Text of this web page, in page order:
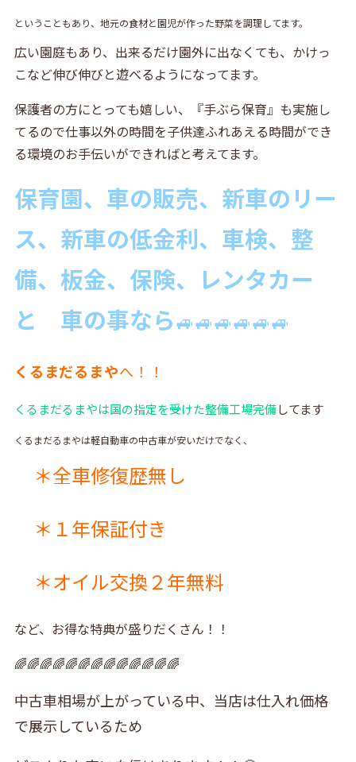
ということもあり、地元の食材と園児が作った野菜を調理してます。
広い園庭もあり、出来るだけ園外に出なくても、かけっ
こなど伸び伸びと遊べるようになってます。
保護者の方にとっても嬉しい、『手ぶら保育』も実施し
てるので仕事以外の時間を子供達ふれあえる時間ができ
る環境のお手伝いができればと考えてます。
保育園、 車の販売、新車のリー
ス、新車の低金利、車検、整
備、板金、保険、レンタカー
と 車の事なら🚙🚙🚙🚙🚙🚙
くるまだるまやへ！！
くるまだるまやは国の指定を受けた整備工場完備してます
くるまだるまやは軽自動車の中古車が安いだけでなく、
＊全車修復歴無し
＊１年保証付き
＊オイル交換２年無料
など、お得な特典が盛りだくさん！！
🌈🌈🌈🌈🌈🌈🌈🌈🌈🌈🌈🌈🌈
中古車相場が上がっている中、当店は仕入れ価格
で展示しているため